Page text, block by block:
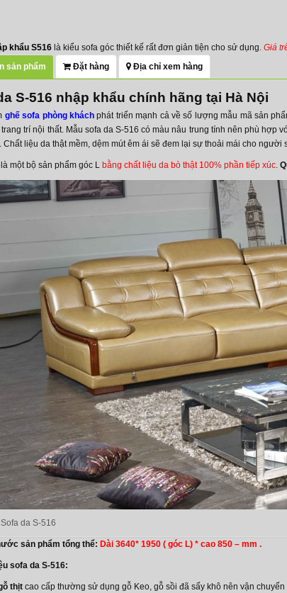
khẩu S516 là kiểu sofa góc thiết kế rất đơn giản tiện cho sử dụng. Giá
sản phẩm
Đặt hàng Địa chỉ xem hàng
S-516 nhập khẩu chính hãng tại Hà Nội
ghế sofa phòng kháchphát triển mạnh cả về số lượng mẫu mã sản
trí nội thất. Mẫu sofa da S-516 có màu nâu trung tính nên phù
Chất liệu da thật mềm, dệm mút êm ái sẽ đem lại sự thoải mái cho người
một bộ sản phẩm góc L bằng chất liệu da bò thật 100% phần tiếp xúc.
Sofa da S-516
sản phẩm tổng thể: Dài 3640* 1950 ( góc L) * cao 850 – mm .
sofa da S-516:
thịt cao cấp thường sử dụng gỗ Keo, gỗ sồi đã sấy khô nên vận